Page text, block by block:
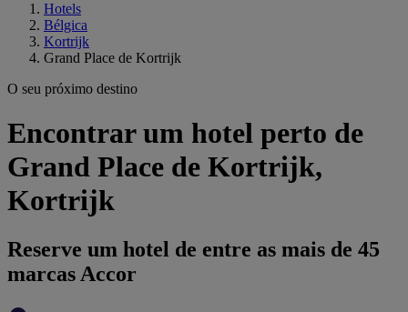
Hotels
Bélgica
Kortrijk
Grand Place de Kortrijk
O seu próximo destino
Encontrar um hotel perto de
Grand Place de Kortrijk,
Kortrijk
Reserve um hotel de entre as mais de 45
marcas Accor